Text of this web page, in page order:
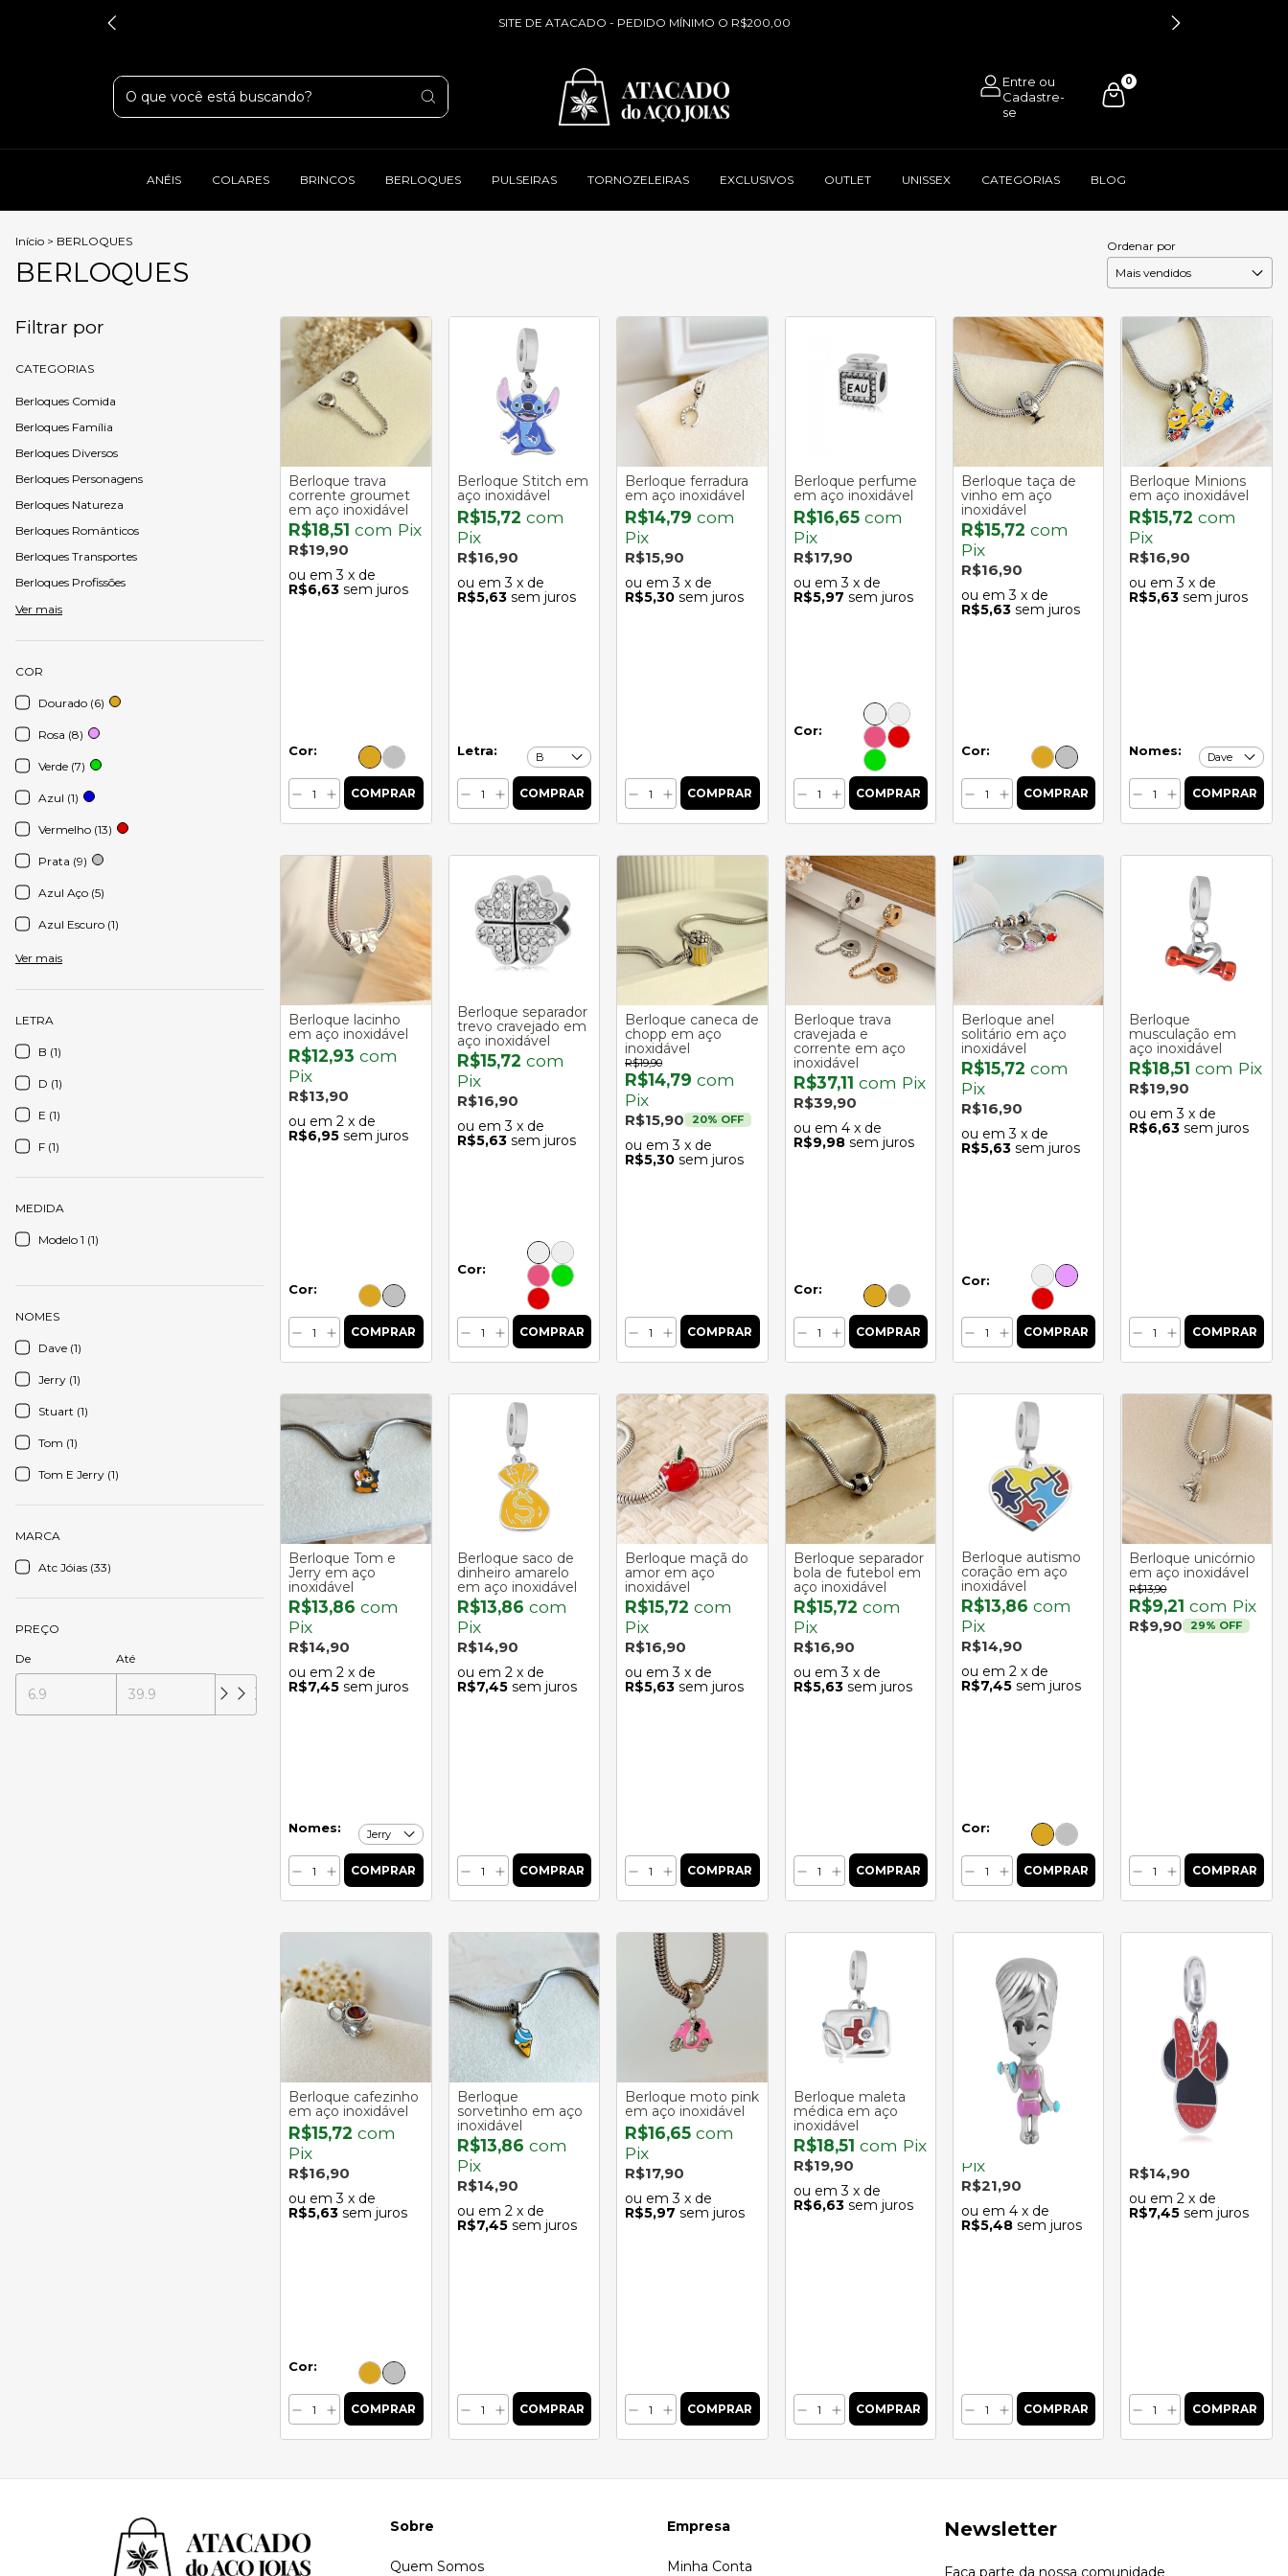
SITE DE ATACADO - PEDIDO MÍNIMO O R$200,00
0
ANÉIS COLARES BRINCOS BERLOQUES PULSEIRAS TORNOZELEIRAS EXCLUSIVOS OUTLET UNISSEX CATEGORIAS BLOG
Início > BERLOQUES
BERLOQUES
Ordenar por
Filtrar por
CATEGORIAS
Berloques Comida
Berloques Família
Berloques Diversos
Berloques Personagens
Berloques Natureza
Berloques Românticos
Berloques Transportes
Berloques Profissões
Ver mais
COR
Dourado (6)
Rosa (8)
Verde (7)
Azul (1)
Vermelho (13)
Prata (9)
Azul Aço (5)
Azul Escuro (1)
Ver mais
LETRA
B (1)
D (1)
E (1)
F (1)
MEDIDA
Modelo 1 (1)
NOMES
Dave (1)
Jerry (1)
Stuart (1)
Tom (1)
Tom E Jerry (1)
MARCA
Atc Jóias (33)
PREÇO
De Até
Berloque trava
corrente groumet
em aço inoxidável
R$18,51com Pix
R$19,90
3 x de
R$6,63 sem juros
Cor:
Berloque Stitch em
aço inoxidável
R$15,72 com
Pix
R$16,90
3 x de
R$5,63 sem juros
Letra:
Berloque ferradura
em aço inoxidável
R$14,79com
Pix
R$15,90
3 x de
R$5,30 sem juros
Berloque perfume
em aço inoxidável
R$16,65 com
Pix
R$17,90
3 x de
R$5,97 sem juros
Cor:
Berloque taça de
vinho em aço
inoxidável
R$15,72 com
Pix
R$16,90
3 x de
R$5,63 sem juros
Cor:
Berloque Minions
em aço inoxidável
R$15,72com
Pix
R$16,90
3 x de
R$5,63 sem juros
Nomes:
Berloque lacinho
em aço inoxidável
R$12,93com
Pix
R$13,90
2 x de
R$6,95 sem juros
Cor:
Berloque separador
trevo cravejado em
aço inoxidável
R$15,72 com
Pix
R$16,90
3 x de
R$5,63 sem juros
Cor:
Berloque caneca de
chopp em aço
inoxidável
R$19,90
R$14,79com
Pix
R$15,90 20% OFF
3 x de
R$5,30 sem juros
Berloque trava
cravejada e
corrente em aço
inoxidável
R$37,11 com Pix
R$39,90
4 x de
R$9,98 sem juros
Cor:
Berloque anel
solitário em aço
inoxidável
R$15,72 com
Pix
R$16,90
3 x de
R$5,63 sem juros
Cor:
Berloque
musculação em
aço inoxidável
R$18,51com Pix
R$19,90
3 x de
R$6,63 sem juros
Berloque Tom e
Jerry em aço
inoxidável
R$13,86com
Pix
R$14,90
2 x de
R$7,45 sem juros
Nomes:
Berloque saco de
dinheiro amarelo
em aço inoxidável
R$13,86 com
Pix
R$14,90
2 x de
R$7,45 sem juros
Berloque maçã do
amor em aço
inoxidável
R$15,72com
Pix
R$16,90
3 x de
R$5,63 sem juros
Berloque separador
bola de futebol em
aço inoxidável
R$15,72 com
Pix
R$16,90
3 x de
R$5,63 sem juros
Berloque autismo
coração em aço
inoxidável
R$13,86 com
Pix
R$14,90
2 x de
R$7,45 sem juros
Cor:
Berloque unicórnio
em aço inoxidável
R$13,90
R$9,21com Pix
R$9,90 29% OFF
Berloque cafezinho
em aço inoxidável
R$15,72com
Pix
R$16,90
3 x de
R$5,63 sem juros
Cor:
Berloque
sorvetinho em aço
inoxidável
R$13,86 com
Pix
R$14,90
2 x de
R$7,45 sem juros
Berloque moto pink
em aço inoxidável
R$16,65com
Pix
R$17,90
3 x de
R$5,97 sem juros
Berloque maleta
médica em aço
inoxidável
R$18,51 com Pix
R$19,90
3 x de
R$6,63 sem juros
Berloque mulher
malhando em aço
R$20,37com
Pix
R$21,90
4 x de
R$5,48 sem juros
Berloque Minnie
em aço inoxidável
R$13,86com
R$14,90
2 x de
R$7,45 sem juros
Sobre
Quem Somos
Empresa
Minha Conta
Newsletter
Faça parte da nossa comunidade